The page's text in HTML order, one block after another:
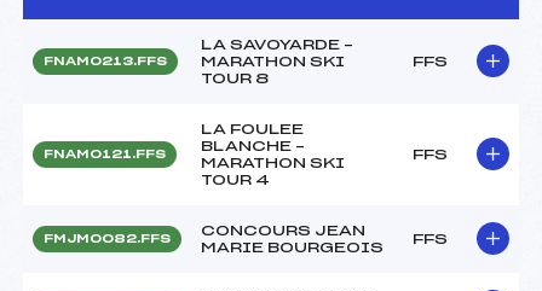
FNAM0213.FFS
LA SAVOYARDE –
MARATHON SKI
TOUR 8
FFS
FNAM0121.FFS
LA FOULEE
BLANCHE –
MARATHON SKI
TOUR 4
FFS
FMJM0082.FFS
CONCOURS JEAN
MARIE BOURGEOIS
FFS